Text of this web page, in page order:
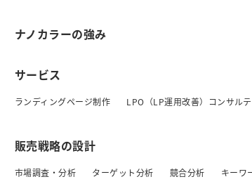
ナノカラーの強み
サービス
ランディングページ制作 LPO（LP運用改善）コンサル
販売戦略の設計
市場調査・分析 ターゲット分析 競合分析 キーワ